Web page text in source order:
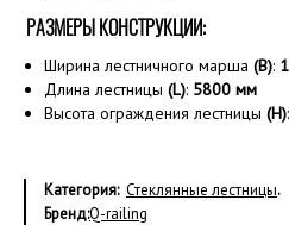
РАЗМЕРЫ КОНСТРУКЦИИ:
Ширина лестничного марша (B):
Длина лестницы (L): 5800 мм
Высота ограждения лестницы (H):
Категория: Стеклянные лестницы.
Бренд:Q-railing